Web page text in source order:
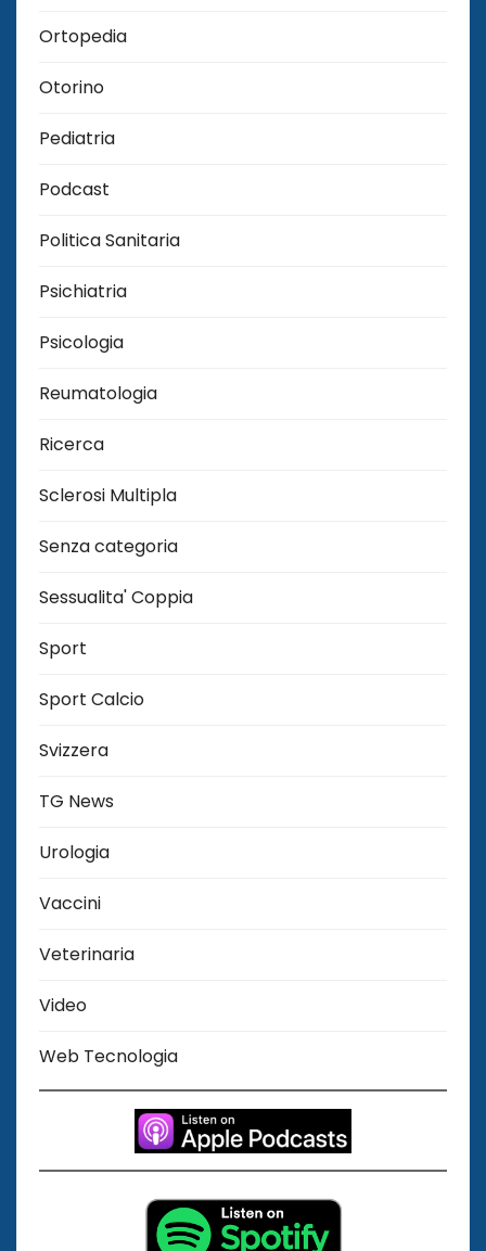
Ortopedia
Otorino
Pediatria
Podcast
Politica Sanitaria
Psichiatria
Psicologia
Reumatologia
Ricerca
Sclerosi Multipla
Senza categoria
Sessualita' Coppia
Sport
Sport Calcio
Svizzera
TG News
Urologia
Vaccini
Veterinaria
Video
Web Tecnologia